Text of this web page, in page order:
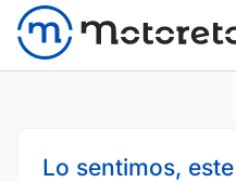
Lo sentimos,